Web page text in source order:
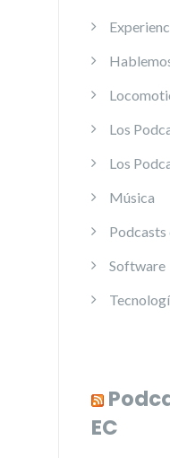
Los
Los
Música
Podcasts
Software
EC